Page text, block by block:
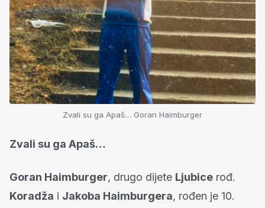
Zvali su ga Apaš… Goran Haimburger
Zvali su ga Apaš…
Goran Haimburger, drugo dijete Ljubice rođ.
Koradža i Jakoba Haimburgera, rođen je 10.